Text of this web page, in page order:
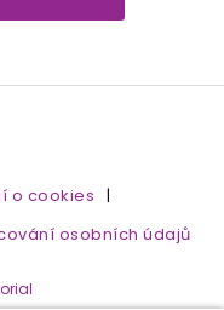
o cookies |
osobních údajů